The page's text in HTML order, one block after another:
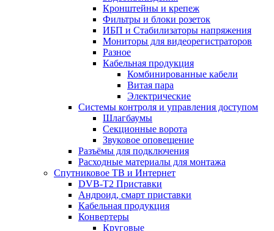
Кронштейны и крепеж
Фильтры и блоки розеток
ИБП и Стабилизаторы напряжения
Мониторы для видеорегистраторов
Разное
Кабельная продукция
Комбинированные кабели
Витая пара
Электрические
Системы контроля и управления доступом
Шлагбаумы
Секционные ворота
Звуковое оповещение
Разъёмы для подключения
Расходные материалы для монтажа
Спутниковое ТВ и Интернет
DVB-Т2 Приставки
Андроид, смарт приставки
Кабельная продукция
Конвертеры
Круговые